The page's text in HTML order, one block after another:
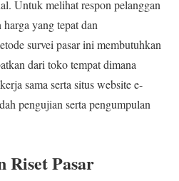
Untuk melihat respon pelanggan
yang tepat dan
survei pasar ini membutuhkan
dari toko tempat dimana
sama serta situs website e-
pengujian serta pengumpulan
Riset Pasar